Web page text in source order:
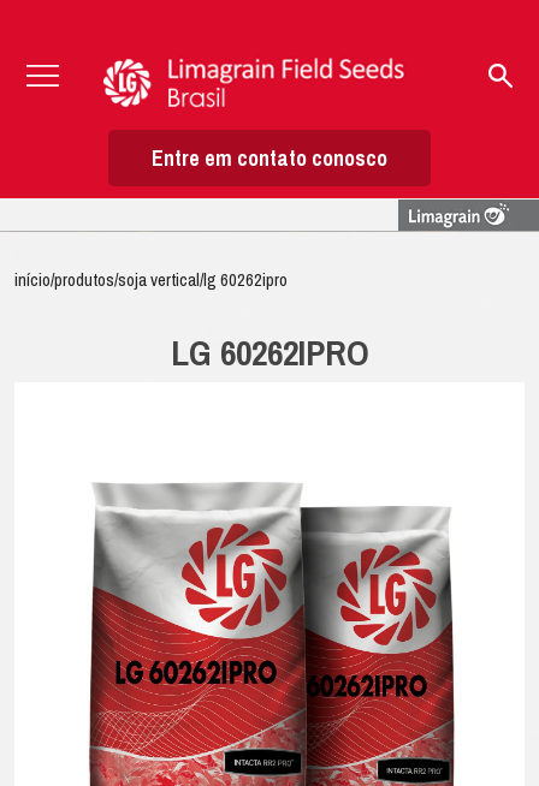
Entre em contato conosco
início/produtos/soja vertical/lg 60262ipro
LG 60262IPRO